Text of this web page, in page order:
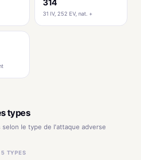
314
31 IV, 252 EV, nat. +
types
le type de l'attaque adverse
TYPES